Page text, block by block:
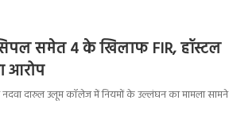
समेत 4 के खिलाफ FIR, हॉस्टल
आरोप
दारुल उलूम कॉलेज में नियमों के उल्लंघन का मामला सामने